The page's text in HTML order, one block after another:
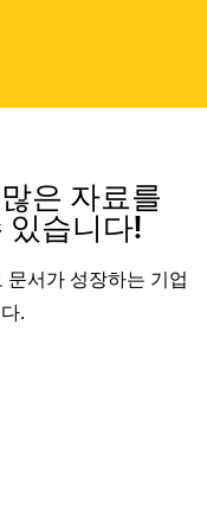
은 자료를
있습니다!
서가 성장하는 기업
.